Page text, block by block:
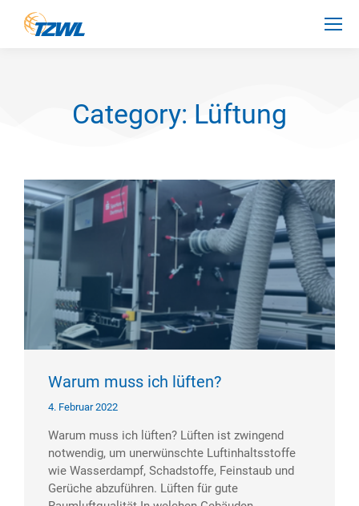
Category: Lüftung
Warum muss ich lüften?
4. Februar 2022
Warum muss ich lüften? Lüften ist zwingend
notwendig, um unerwünschte Luftinhaltsstoffe
wie Wasserdampf, Schadstoffe, Feinstaub und
Gerüche abzuführen. Lüften für gute